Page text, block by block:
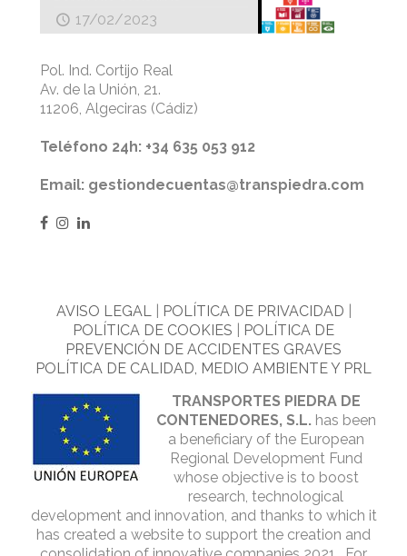
17/02/2023
Pol. Ind. Cortijo Real
Av. de la Unión, 21.
11206, Algeciras (Cádiz)
Teléfono 24h: +34 635 053 912
Email: gestiondecuentas@transpiedra.com
AVISO LEGAL POLÍTICA DE PRIVACIDAD
POLÍTICA DE COOKIES
POLÍTICA DE
PREVENCIÓN DE ACCIDENTES GRAVES
POLÍTICA DE CALIDAD, MEDIO AMBIENTE Y PRL
TRANSPORTES PIEDRA DE
CONTENEDORES, S.L. has been
a beneficiary of the European
Regional Development Fund
whose objective is to boost
research, technological
development and innovation, and thanks to which it
has created a website to support the creation and